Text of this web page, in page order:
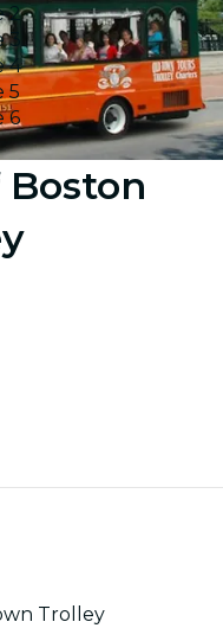
2
4
5
6
Trolley